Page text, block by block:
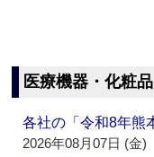
医療機器・化粧品
各社の「令和8年熊
2026年08月07日 (金)